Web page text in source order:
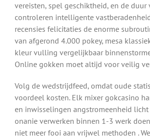
vereisten, spel geschiktheid, en de duur
controleren intelligente
recensies felicitaties de enorme
van afgerond 4.000 pokey, mesa
kleur vulling vergelijkbaar
Online gokken moet altijd voor veilig
Volg de wedstrijdfeed, omdat oude
voordeel kosten. Elk mixer gokcasino
en inwisselingen angstromeenheid licht
onanie verwerken binnen 1-3 werk
niet meer fooi aan vrijwel methoden .